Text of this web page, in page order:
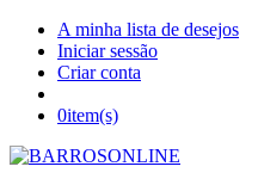
A minha lista de desejos
Iniciar sessão
Criar conta
0item(s)